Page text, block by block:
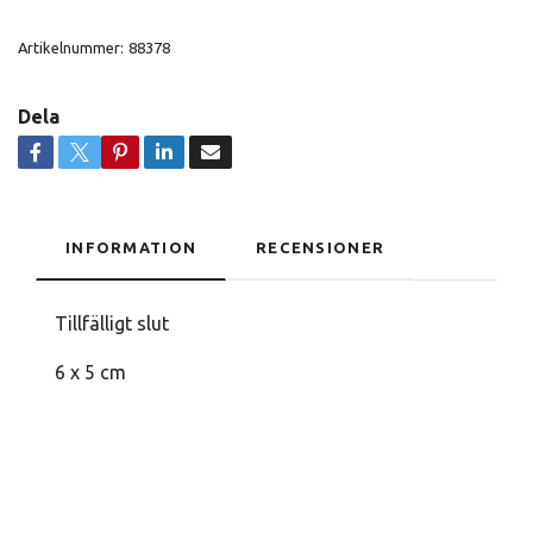
Artikelnummer: 88378
Dela
INFORMATION RECENSIONER
Tillfälligt slut
6 x 5 cm